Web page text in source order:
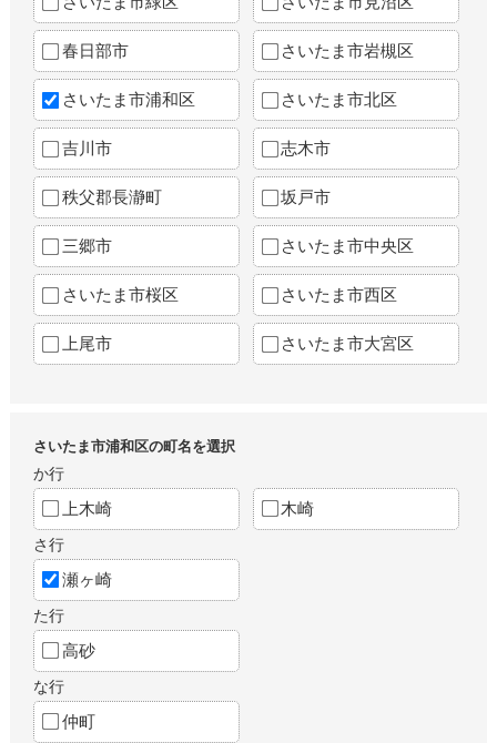
春日部市 さいたま市岩槻区
さいたま市浦和区 さいたま市北区
吉川市 志木市
秩父郡長瀞町 坂戸市
三郷市 さいたま市中央区
さいたま市桜区 さいたま市西区
上尾市 さいたま市大宮区
さいたま市浦和区の町名を選択
か行
上木崎 木崎
さ行
瀬ヶ崎
た行
高砂
な行
仲町